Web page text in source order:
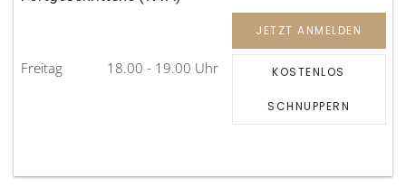
Freitag 18.00 - 19.00 Uhr
JETZT ANMELDEN
KOSTENLOS
SCHNUPPERN